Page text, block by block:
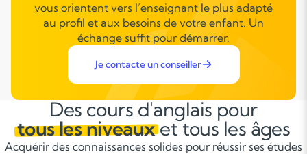
vous orientent vers l’enseignant le plus adapté
au profil et aux besoins de votre enfant. Un
échange suffit pour démarrer.
Je contacte un conseiller
Des cours d'anglais pour
tous les niveauxet tous les âges
Acquérir des connaissances solides pour réussir ses études